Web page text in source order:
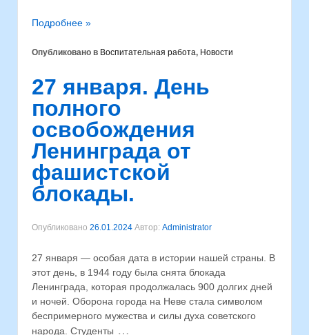
Подробнее »
Опубликовано в Воспитательная работа, Новости
27 января. День
полного
освобождения
Ленинграда от
фашистской
блокады.
Опубликовано 26.01.2024 Автор: Administrator
27 января — особая дата в истории нашей страны. В
этот день, в 1944 году была снята блокада
Ленинграда, которая продолжалась 900 долгих дней
и ночей. Оборона города на Неве стала символом
беспримерного мужества и силы духа советского
народа. Студенты …